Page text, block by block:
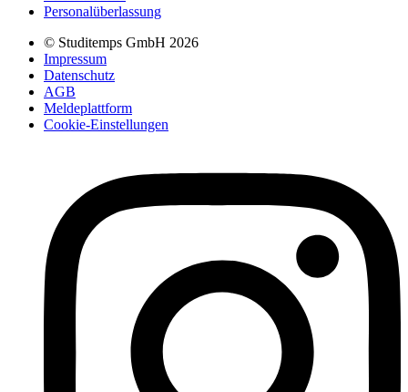
Personalüberlassung
© Studitemps GmbH 2026
Impressum
Datenschutz
AGB
Meldeplattform
Cookie-Einstellungen